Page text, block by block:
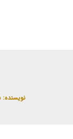
نویسنده: